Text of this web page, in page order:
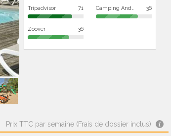
Tripadvisor 71 Camping And Co 36
Zoover 36
Prix TTC par semaine (Frais de dossier inclus)